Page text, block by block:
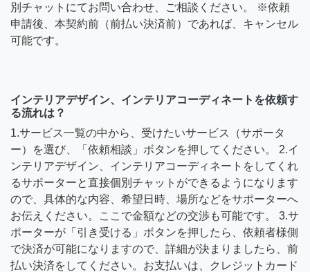
別チャットにてお問い合わせ、ご相談ください。 ※依頼
申請後、本契約前（前払い決済前）であれば、キャンセル
可能です。
インテリアデザイン、インテリアコーディネートを依頼す
る流れは？
1.サービス一覧の中から、受けたいサービス（サポータ
ー）を選び、「依頼相談」ボタンを押してください。 2.イ
ンテリアデザイン、インテリアコーディネートをしてくれ
るサポーターと直接個別チャットができるようになります
ので、具体的な内容、希望日時、場所などをサポーターへ
お伝えください。ここで金額などの交渉も可能です。 3.サ
ポーターが「引き受ける」ボタンを押したら、依頼者様側
で決済が可能になりますので、詳細が決まりましたら、前
払い決済をしてください。お支払いは、クレジットカード